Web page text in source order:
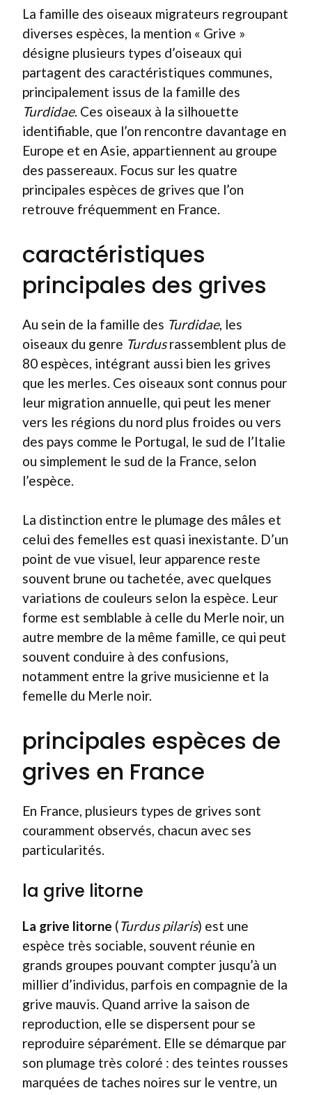
La famille des oiseaux migrateurs regroupant
diverses espèces, la mention « Grive »
désigne plusieurs types d’oiseaux qui
partagent des caractéristiques communes,
principalement issus de la famille des
Turdidae. Ces oiseaux à la silhouette
identifiable, que l’on rencontre davantage en
Europe et en Asie, appartiennent au groupe
des passereaux. Focus sur les quatre
principales espèces de grives que l’on
retrouve fréquemment en France.
caractéristiques
principales des grives
Au sein de la famille des Turdidae, les
oiseaux du genre Turdusrassemblent plus de
80 espèces, intégrant aussi bien les grives
que les merles. Ces oiseaux sont connus pour
leur migration annuelle, qui peut les mener
vers les régions du nord plus froides ou vers
des pays comme le Portugal, le sud de l’Italie
ou simplement le sud de la France, selon
l’espèce.
La distinction entre le plumage des mâles et
celui des femelles est quasi inexistante. D’un
point de vue visuel, leur apparence reste
souvent brune ou tachetée, avec quelques
variations de couleurs selon la espèce. Leur
forme est semblable à celle du Merle noir, un
autre membre de la même famille, ce qui peut
souvent conduire à des confusions,
notamment entre la grive musicienne et la
femelle du Merle noir.
principales espèces de
grives en France
En France, plusieurs types de grives sont
couramment observés, chacun avec ses
particularités.
la grive litorne
La grive litorne (Turdus pilaris) est une
espèce très sociable, souvent réunie en
grands groupes pouvant compter jusqu’à un
millier d’individus, parfois en compagnie de la
grive mauvis. Quand arrive la saison de
reproduction, elle se dispersent pour se
reproduire séparément. Elle se démarque par
son plumage très coloré : des teintes rousses
marquées de taches noires sur le ventre, un